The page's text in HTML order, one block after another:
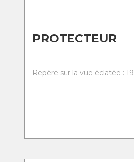
PROTECTEUR
Repère sur la vue éclatée : 19